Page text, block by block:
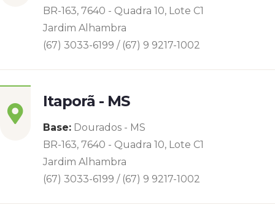
BR-163, 7640 - Quadra 10, Lote C1
Jardim Alhambra
(67) 3033-6199 / (67) 9 9217-1002
Itaporã - MS
Base: Dourados - MS
BR-163, 7640 - Quadra 10, Lote C1
Jardim Alhambra
(67) 3033-6199 / (67) 9 9217-1002